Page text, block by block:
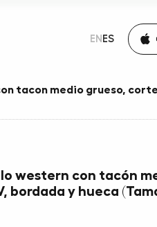
EN ES
tacon medio grueso, corte
western con tacón
bordada y hueca